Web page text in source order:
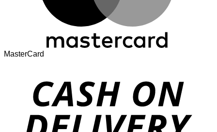
MasterCard